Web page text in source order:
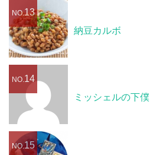
NO.13
納豆カルボ
NO. 14
ミッシェルの下僕
NO.15